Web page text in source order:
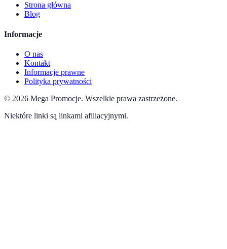
Strona główna
Blog
Informacje
O nas
Kontakt
Informacje prawne
Polityka prywatności
© 2026 Mega Promocje. Wszelkie prawa zastrzeżone.
Niektóre linki są linkami afiliacyjnymi.